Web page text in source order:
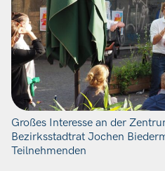
Großes Interesse an der
Bezirksstadtrat Jochen
Teilnehmenden